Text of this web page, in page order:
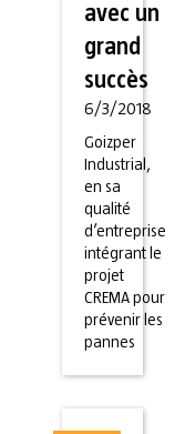
avec un
grand
succès
6/3/2018
Goizper
Industrial,
en sa
qualité
d’entreprise
intégrant le
projet
CREMA pour
prévenir les
pannes